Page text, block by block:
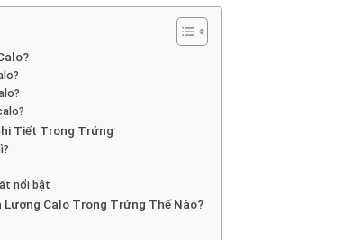
Tiết Trong Trứng
nổi bật
Lượng Calo Trong Trứng Thế Nào?